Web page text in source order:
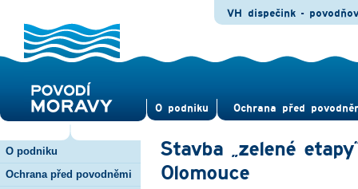
O pod­niku Ochrana před
VH dispečink -
O podniku
Ochrana před povodněmi
Stavba „zelené
Olomouce